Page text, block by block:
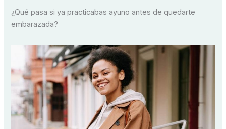
¿Qué pasa si ya practicabas ayuno antes de quedarte
embarazada?